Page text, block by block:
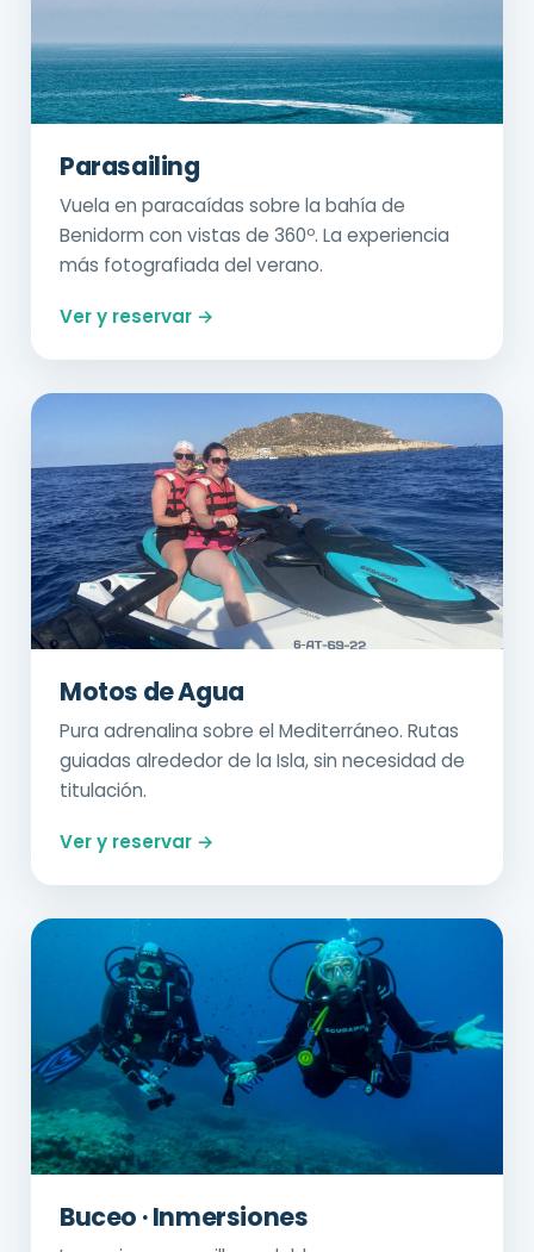
Parasailing
Vuela en paracaídas sobre la bahía de
Benidorm con vistas de 360º. La experiencia
más fotografiada del verano.
Ver y reservar →
Motos de Agua
Pura adrenalina sobre el Mediterráneo. Rutas
guiadas alrededor de la Isla, sin necesidad de
titulación.
Ver y reservar →
Buceo · Inmersiones